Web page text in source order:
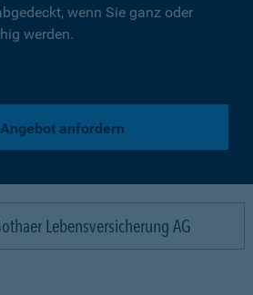
wenn Sie ganz oder
werden.
Angebot anfordern
Lebensversicherung AG